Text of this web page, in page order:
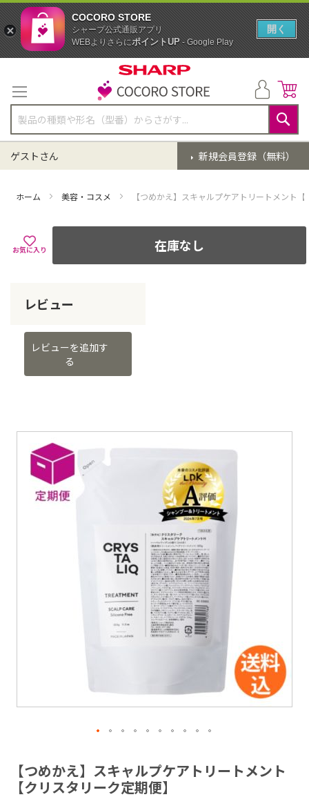
テ
ン
ツ
に
キ
検
索
新規会員登録（無料）
ゲストさん
ホーム 美容・コスメ 【つめかえ】スキャルプケアトリートメント
【つめかえ】スキャルプケアトリートメント
【クリスタリーク定期便】
メ
ー
ジ
在庫なし
お気に入り
レビュー
レビューを追加す
る
COCORO STORE
シャープ公式通販アプリ
WEBよりさらにポイントUP- Google Play
開く